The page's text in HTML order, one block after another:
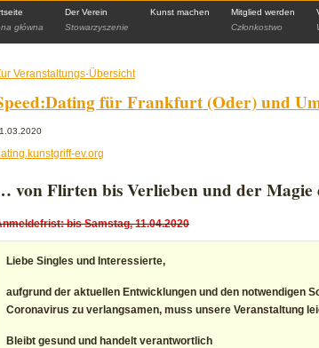
główna
Der Verein
Stowarzyszenie
Kunst machen
Mitglied werden
Członkostwo
Veranstaltungs-Übersicht
für Frankfurt (Oder) und
ev.org
von Flirten bis Verlieben und der Magie
bis Samstag, 11.04.2020
Liebe Singles und Interessierte,
aufgrund der aktuellen Entwicklungen und den notwendigen
Coronavirus zu verlangsamen, muss unsere Veranstaltung
Bleibt gesund und handelt verantwortlich